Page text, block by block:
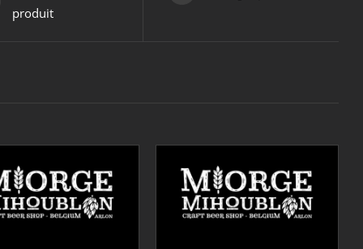
produit